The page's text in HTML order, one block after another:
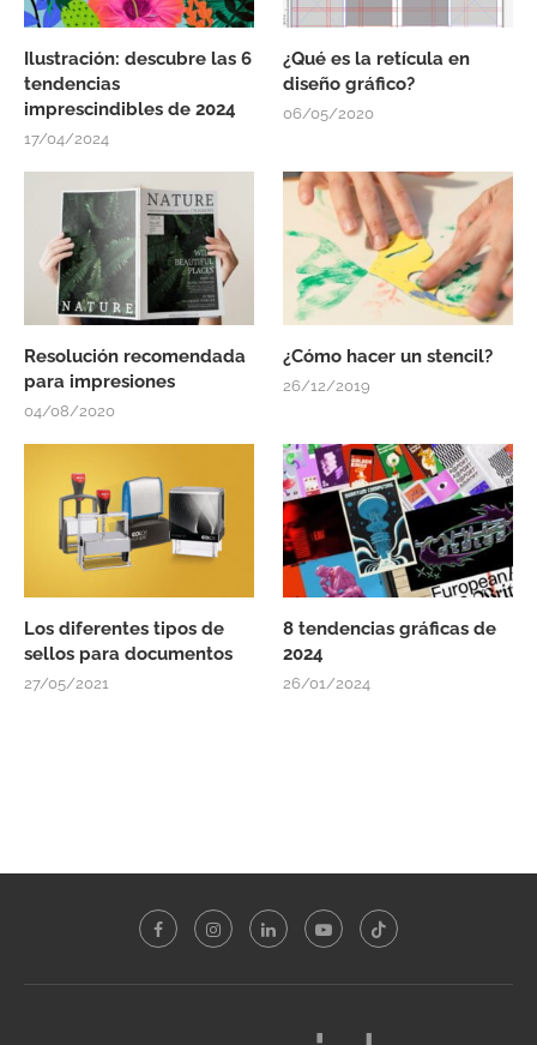
Ilustración: descubre las 6
tendencias
imprescindibles de 2024
17/04/2024
¿Qué es la retícula en
diseño gráfico?
06/05/2020
Resolución recomendada
para impresiones
04/08/2020
¿Cómo hacer un stencil?
26/12/2019
Los diferentes tipos de
sellos para documentos
27/05/2021
8 tendencias gráficas de
2024
26/01/2024